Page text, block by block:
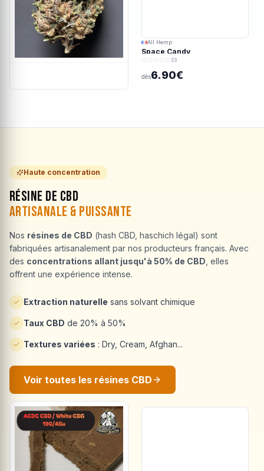
All Hemp
Space Candy
(0)
dès6.90€
Haute concentration
Résine de CBD
Artisanale & Puissante
Nos résines de CBD (hash CBD, haschich légal) sont
fabriquées artisanalement par nos producteurs français. Avec
des concentrations allant jusqu'à 50% de CBD , elles
offrent une expérience intense.
Extraction naturelle sans solvant chimique
Taux CBD de 20% à 50%
Textures variées : Dry, Cream, Afghan...
Voir toutes les résines CBD